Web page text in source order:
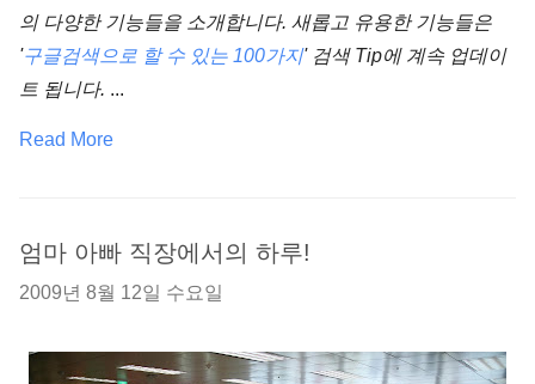
의 다양한 기능들을 소개합니다. 새롭고 유용한 기능들은
'구글검색으로 할 수 있는 100가지' 검색 Tip에 계속 업데이
트 됩니다. ...
Read More
엄마 아빠 직장에서의 하루!
2009년 8월 12일 수요일